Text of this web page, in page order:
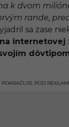
k dvom
rande,
sa zase
internetovej
POKRAČUJE POD